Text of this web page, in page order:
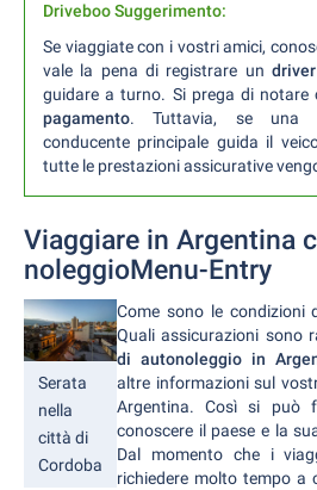
Driveboo Suggerimento:
Se viaggiate con i vostri amici,
vale la pena di registrare un
guidare a turno. Si prega di notare
pagamento. Tuttavia, se una
conducente principale guida il
tutte le prestazioni assicurative
Viaggiare in Argentina
noleggioMenu-Entry
Serata
nella
città di
Cordoba
Come sono le condizioni
Quali assicurazioni sono
di autonoleggio in
altre informazioni sul
Argentina. Così si può
conoscere il paese e la
Dal momento che i
richiedere molto tempo a